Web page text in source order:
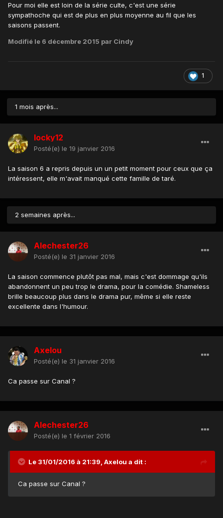
Pour moi elle est loin de la série culte, c'est une série
sympathoche qui est de plus en plus moyenne au fil que les
saisons passent.
Modifié le 6 décembre 2015 par Cindy
1
1 mois après...
locky12
Posté(e) le 19 janvier 2016
La saison 6 a repris depuis un un petit moment pour ceux que ça
intéressent, elle m'avait manqué cette famille de taré.
2 semaines après...
Alechester26
Posté(e) le 31 janvier 2016
La saison commence plutôt pas mal, mais c'est dommage qu'ils
abandonnent un peu trop le drama, pour la comédie. Shameless
brille beaucoup plus dans le drama pur, même si elle reste
excellente dans l'humour.
Axelou
Posté(e) le 31 janvier 2016
Ca passe sur Canal ?
Alechester26
Posté(e) le 1 février 2016
Le 31/01/2016 à 21:39, Axelou a dit :
Ca passe sur Canal ?